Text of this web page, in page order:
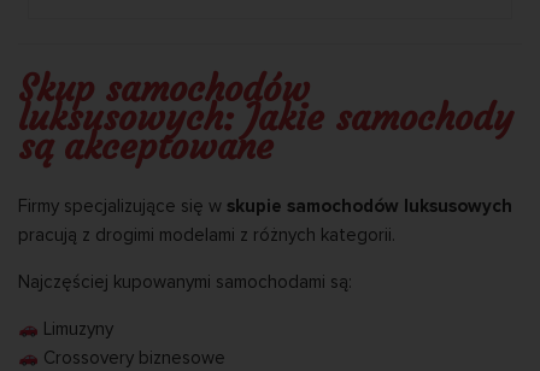
Skup samochodów
luksusowych: Jakie samochody
są akceptowane
Firmy specjalizujące się w skupie samochodów luksusowych
pracują z drogimi modelami z różnych kategorii.
Najczęściej kupowanymi samochodami są:
Limuzyny
Crossovery biznesowe